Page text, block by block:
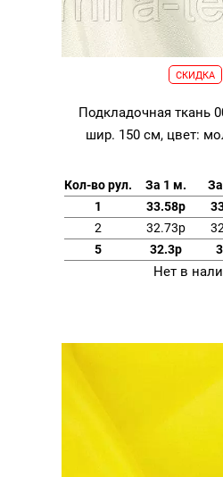
СКИДКА
Подкладочная ткань
шир. 150 см, цвет:
Кол-во рул. За 1 м.
1
33.58р
2
32.73р
5
32.3р
Нет в